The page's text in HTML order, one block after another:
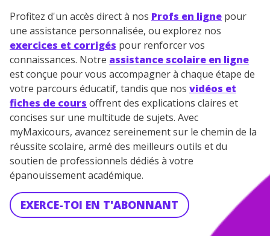
Profitez d'un accès direct à nos Profs en ligne pour
une assistance personnalisée, ou explorez nos
exercices et corrigés pour renforcer vos
connaissances. Notre assistance scolaire en ligne
est conçue pour vous accompagner à chaque étape de
votre parcours éducatif, tandis que nos vidéos et
fiches de cours offrent des explications claires et
concises sur une multitude de sujets. Avec
myMaxicours, avancez sereinement sur le chemin de la
réussite scolaire, armé des meilleurs outils et du
soutien de professionnels dédiés à votre
épanouissement académique.
EXERCE-TOI EN T'ABONNANT